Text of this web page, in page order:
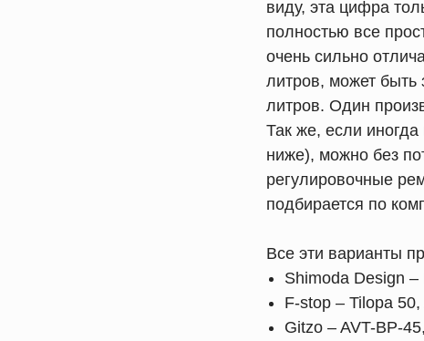
виду, эта цифра
полностью все
очень сильно
литров, может быть
литров. Один
Так же, если
ниже), можно без
регулировочные
подбирается по
Все эти варианты
Shimoda Design –
F-stop – Tilopa
Gitzo – AVT-BP-